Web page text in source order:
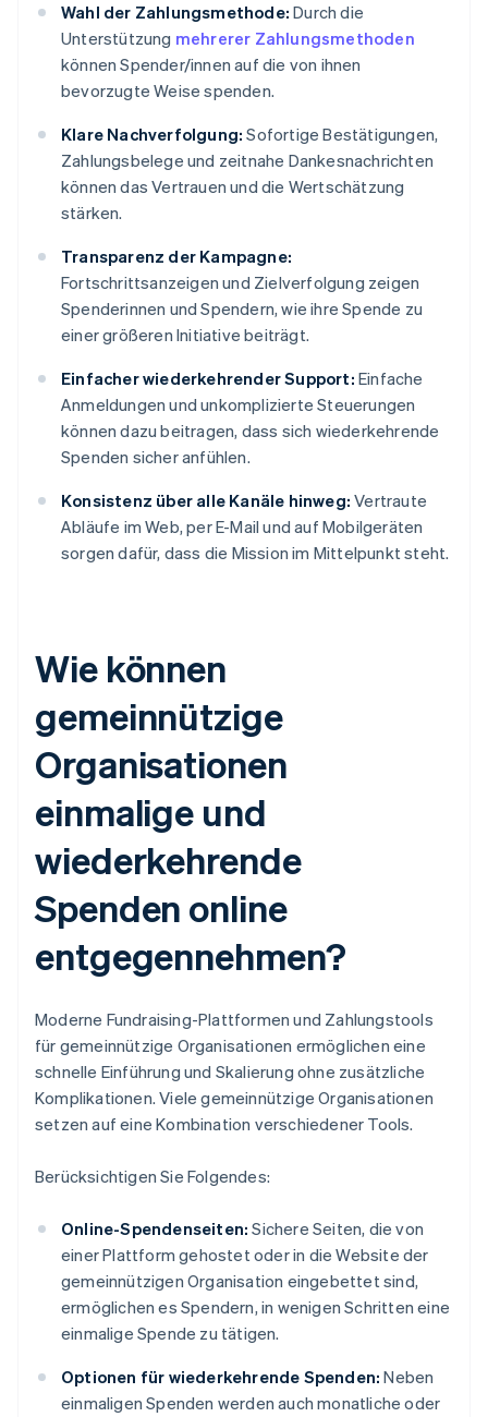
Wahl der Zahlungsmethode: Durch die
Unterstützung mehrerer Zahlungsmethoden
können Spender/innen auf die von ihnen
bevorzugte Weise spenden.
Klare Nachverfolgung: Sofortige Bestätigungen,
Zahlungsbelege und zeitnahe Dankesnachrichten
können das Vertrauen und die Wertschätzung
stärken.
Transparenz der Kampagne:
Fortschrittsanzeigen und Zielverfolgung zeigen
Spenderinnen und Spendern, wie ihre Spende zu
einer größeren Initiative beiträgt.
Einfacher wiederkehrender Support: Einfache
Anmeldungen und unkomplizierte Steuerungen
können dazu beitragen, dass sich wiederkehrende
Spenden sicher anfühlen.
Konsistenz über alle Kanäle hinweg: Vertraute
Abläufe im Web, per E-Mail und auf Mobilgeräten
sorgen dafür, dass die Mission im Mittelpunkt steht.
Wie können
gemeinnützige
Organisationen
einmalige und
wiederkehrende
Spenden online
entgegennehmen?
Moderne Fundraising-Plattformen und Zahlungstools
für gemeinnützige Organisationen ermöglichen eine
schnelle Einführung und Skalierung ohne zusätzliche
Komplikationen. Viele gemeinnützige Organisationen
setzen auf eine Kombination verschiedener Tools.
Berücksichtigen Sie Folgendes:
Online-Spendenseiten: Sichere Seiten, die von
einer Plattform gehostet oder in die Website der
gemeinnützigen Organisation eingebettet sind,
ermöglichen es Spendern, in wenigen Schritten eine
einmalige Spende zu tätigen.
Optionen für wiederkehrende Spenden: Neben
einmaligen Spenden werden auch monatliche oder